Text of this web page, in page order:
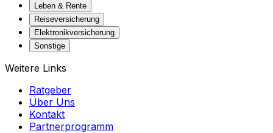
Leben & Rente
Reiseversicherung
Elektronikversicherung
Sonstige
Weitere Links
Ratgeber
Über Uns
Kontakt
Partnerprogramm